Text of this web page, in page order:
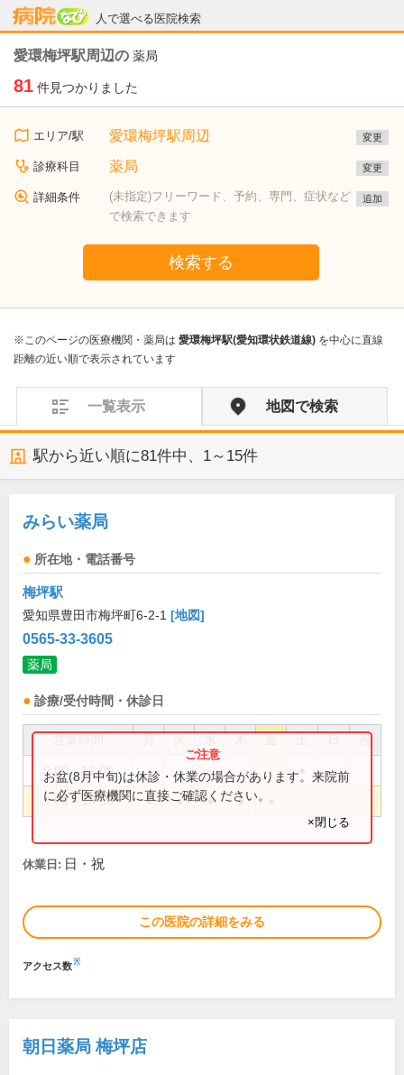
人で選べる医院検索
病院なび
愛環梅坪駅周辺の 薬局
81 件見つかりました
エリア/駅 愛環梅坪駅周辺 変更
診療科目 薬局 変更
詳細条件
(未指定)フリーワード、予約、専門、症状など
で検索できます
追加
検索する
※このページの医療機関・薬局は 愛環梅坪駅(愛知環状鉄道線) を中心に直線
距離の近い順で表示されています
一覧表示 地図で検索
駅から近い順に81件中、 1～15件
みらい薬局
所在地・電話番号
梅坪駅
愛知県豊田市梅坪町6-2-1 [地図]
0565-33-3605
薬局
診療/受付時間・休診日
祝
9:00～12:00
9:00～18:30 ● ● ● ●
お盆(8月中旬)は休診・休業の場合があります。来院前
に必ず医療機関に直接ご確認ください。
×閉じる
休業日: 日・祝
この医院の詳細をみる
アクセス数※
朝日薬局 梅坪店